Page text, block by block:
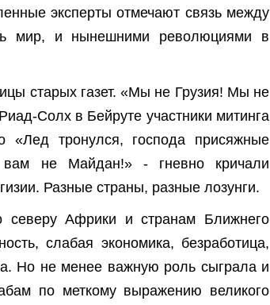
эксперты отмечают связь между
мир, и нынешними революциями в
старых газет. «Мы не Грузия! Мы не
Солх в Бейруте участники митинга
тронулся, господа присяжные
вам не Майдан!» - гневно кричали
Разные страны, разные лозунги.
северу Африки и странам Ближнего
слабая экономика, безработица,
Но не менее важную роль сыграла и
по меткому выражению великого